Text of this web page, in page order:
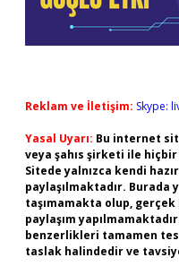
Reklam ve İletişim: Skype:
Yasal Uyarı: Bu internet
veya şahıs şirketi ile
Sitede yalnızca kendi
paylaşılmaktadır.
taşımamakta olup,
paylaşım
benzerlikleri tamamen
taslak halindedir ve